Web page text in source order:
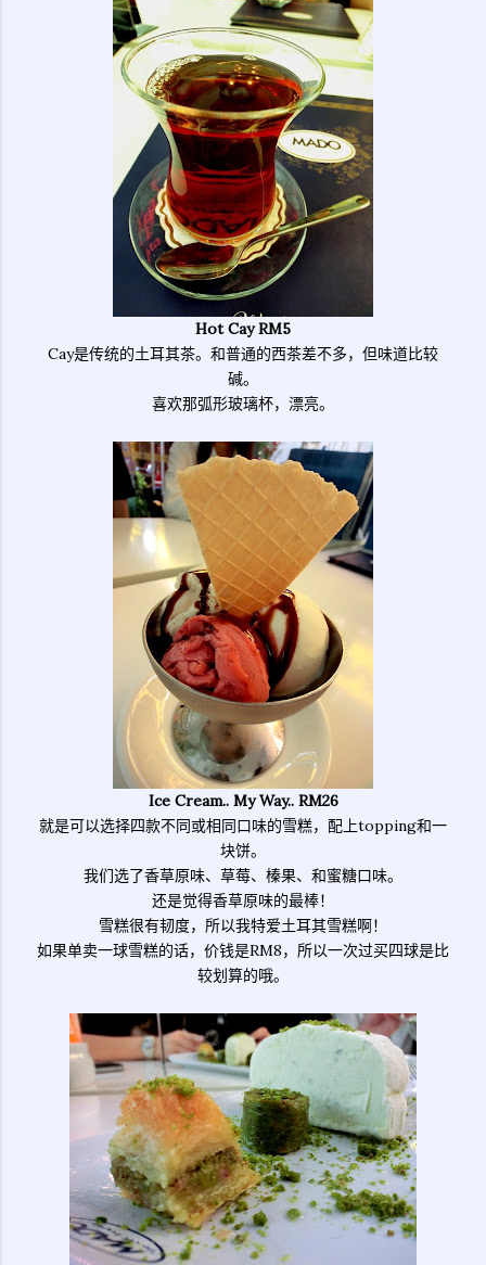
Hot Cay RM5
Cay是传统的土耳其茶。和普通的西茶差不多，但味道比较
碱。
喜欢那弧形玻璃杯，漂亮。
Ice Cream.. My Way.. RM26
就是可以选择四款不同或相同口味的雪糕，配上topping和一
块饼。
我们选了香草原味、草莓、榛果、和蜜糖口味。
还是觉得香草原味的最棒！
雪糕很有韧度，所以我特爱土耳其雪糕啊！
如果单卖一球雪糕的话，价钱是RM8，所以一次过买四球是比
较划算的哦。